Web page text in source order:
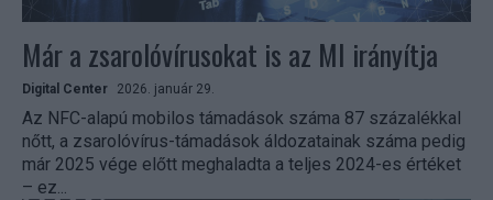
Már a zsarolóvírusokat is az MI irányítja
Digital Center 2026. január 29.
Az NFC-alapú mobilos támadások száma 87 százalékkal
nőtt, a zsarolóvírus-támadások áldozatainak száma pedig
már 2025 vége előtt meghaladta a teljes 2024-es értéket
– ez...